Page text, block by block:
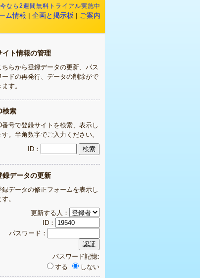
なら2週間無料トライアル実施中
ム情報 | 企画と掲示板 | ご案内
イト情報の管理
ちらから登録データの更新、パス
ードの再発行、データの削除がで
ます。
検索
番号で登録サイトを検索、表示し
す。半角数字でご入力ください。
ID：
録データの更新
録データの修正フォームを表示し
す。
更新する人：
ID：
パスワード：
パスワード記憶:
する
しない